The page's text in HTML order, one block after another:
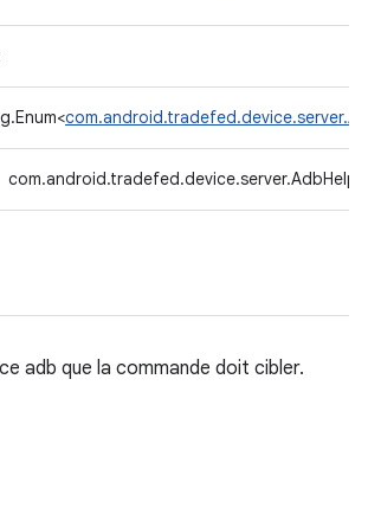
adb que la commande doit cibler.